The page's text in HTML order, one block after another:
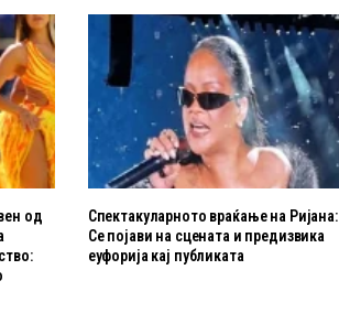
од
Спектакуларното враќање на Ријана:
Се појави на сцената и предизвика
еуфорија кај публиката